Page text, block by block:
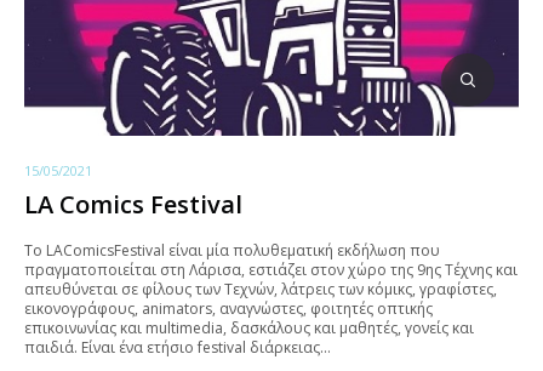
15/05/2021
LA Comics Festival
Το LAComicsFestival είναι μία πολυθεματική εκδήλωση που
πραγματοποιείται στη Λάρισα, εστιάζει στον χώρο της 9ης Τέχνης και
απευθύνεται σε φίλους των Τεχνών, λάτρεις των κόμικς, γραφίστες,
εικονογράφους, animators, αναγνώστες, φοιτητές οπτικής
επικοινωνίας και multimedia, δασκάλους και μαθητές, γονείς και
παιδιά. Είναι ένα ετήσιο festival διάρκειας…